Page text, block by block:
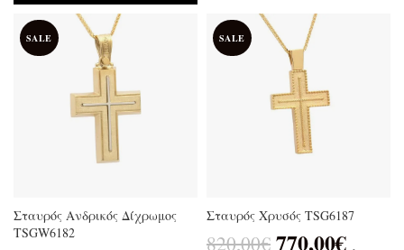
SALE
Σταυρός Ανδρικός Δίχρωμος
TSGW6182
SALE
Σταυρός Χρυσός TSG6187
820,00€ 770,00€ .